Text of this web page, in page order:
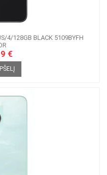
4/128GB BLACK 5109BYFH
€